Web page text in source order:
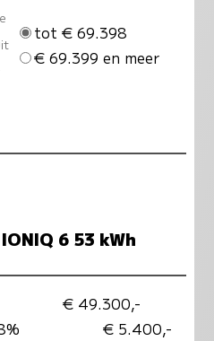
tot € 69.398
€ 69.399 en meer
6 53 kWh
€ 49.300,-
€ 5.400,-